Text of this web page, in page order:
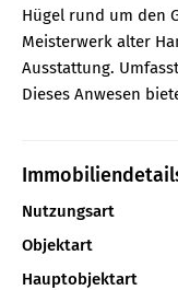
Hügel rund um den
Meisterwerk alter
Ausstattung.
Dieses Anwesen
Nutzungsart
Objektart
Hauptobjektart